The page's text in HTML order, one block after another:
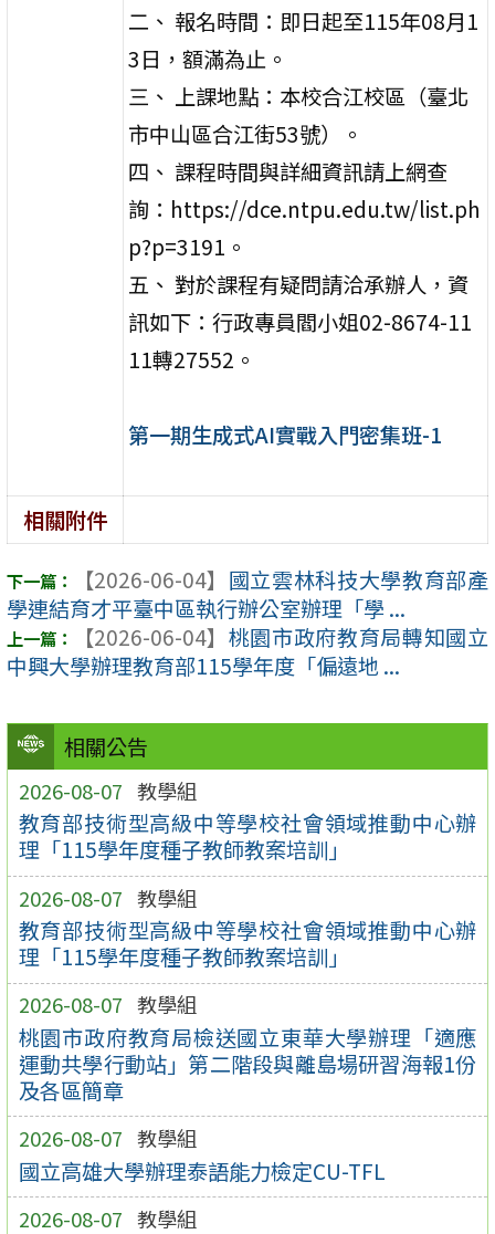
相關公告
2026-08-07 教學組
教育部技術型高級中等學校社會領域推動中心辦
理「115學年度種子教師教案培訓」
2026-08-07 教學組
教育部技術型高級中等學校社會領域推動中心辦
理「115學年度種子教師教案培訓」
2026-08-07 教學組
桃園市政府教育局檢送國立東華大學辦理「適應
運動共學行動站」第二階段與離島場研習海報1份
及各區簡章
2026-08-07 教學組
國立高雄大學辦理泰語能力檢定CU-TFL
2026-08-07 教學組
二、 報名時間：即日起至115年08月1
3日，額滿為止。
三、 上課地點：本校合江校區（臺北
市中山區合江街53號）。
四、 課程時間與詳細資訊請上網查
詢：https://dce.ntpu.edu.tw/list.ph
p?p=3191。
五、 對於課程有疑問請洽承辦人，資
訊如下：行政專員閻小姐02-8674-11
11轉27552。
第一期生成式AI實戰入門密集班-1
相關附件
【2026-06-04】 國立雲林科技大學教育部產
學連結育才平臺中區執行辦公室辦理「學 ...
【2026-06-04】 桃園市政府教育局轉知國立
中興大學辦理教育部115學年度「偏遠地 ...